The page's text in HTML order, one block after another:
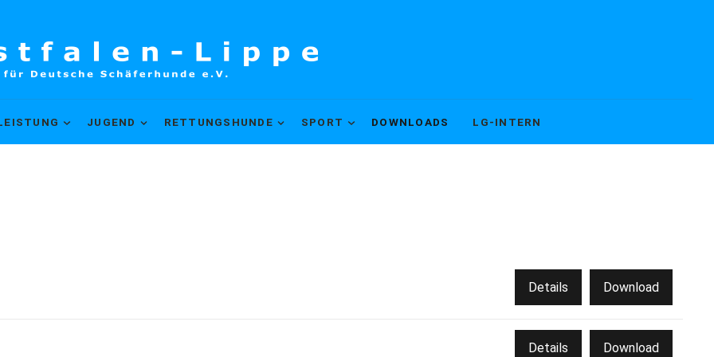
JUGEND RETTUNGSHUNDE SPORT DOWNLOADS LG-INTERN
Download
Details
Download
Details